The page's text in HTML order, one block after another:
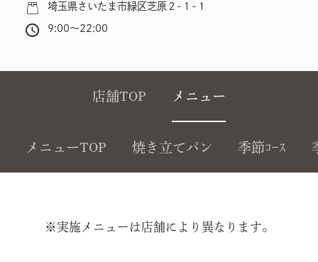
埼玉県さいたま市緑区芝原２-１-１
9:00～22:00
店舗TOP メニュー
メニューTOP 焼き立てパン 季節ｺｰｽ
※実施メニューは店舗により異なります。